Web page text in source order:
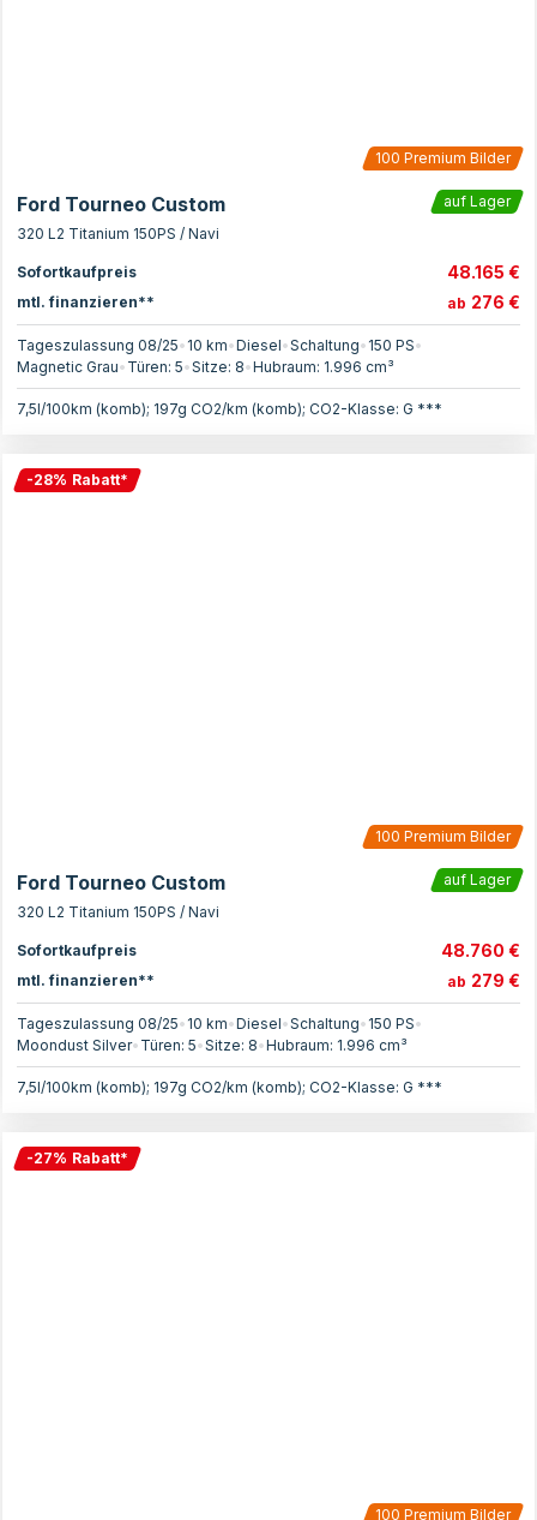
100 Premium Bilder
Ford Tourneo Custom
auf Lager
320 L2 Titanium 150PS / Navi
Sofortkaufpreis 48.165 €
mtl. finanzieren** ab 276 €
Tageszulassung 08/25• 10 km•Diesel•Schaltung• 150 PS•
Magnetic Grau• Türen: 5•Sitze: 8•Hubraum: 1.996 cm³
7,5l/100km (komb); 197g CO2/km (komb); CO2-Klasse: G ***
-28% Rabatt*
100 Premium Bilder
Ford Tourneo Custom
auf Lager
320 L2 Titanium 150PS / Navi
Sofortkaufpreis 48.760 €
mtl. finanzieren** ab 279 €
Tageszulassung 08/25• 10 km•Diesel•Schaltung• 150 PS•
Moondust Silver• Türen: 5•Sitze: 8•Hubraum: 1.996 cm³
7,5l/100km (komb); 197g CO2/km (komb); CO2-Klasse: G ***
-27% Rabatt*
100 Premium Bilder